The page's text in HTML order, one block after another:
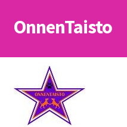
Siirry
navigointiin
Siirry
sisältöön
OnnenTaisto
Etusivu
Kassa
Oma tili